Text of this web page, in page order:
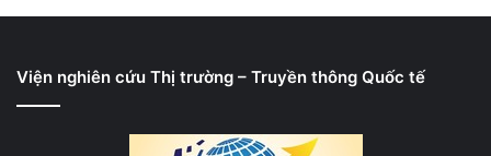
Viện nghiên cứu Thị trường – Truyền thông Quốc tế